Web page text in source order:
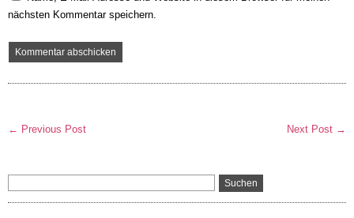
nächsten Kommentar speichern.
← Previous Post Next Post →